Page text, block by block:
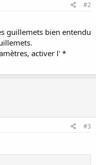
#2
guillemets bien entendu
activer l' *
#3